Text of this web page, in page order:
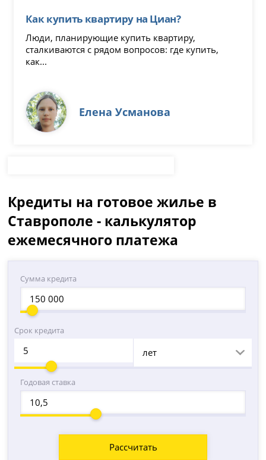
Как купить квартиру на Циан?
Люди, планирующие купить квартиру,
сталкиваются с рядом вопросов: где купить,
как...
Елена Усманова
Кредиты на готовое жилье в
Ставрополе - калькулятор
ежемесячного платежа
Сумма кредита
Срок кредита
лет
Годовая ставка
Рассчитать